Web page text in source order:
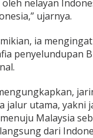
nelayan
ujarnya.
ia
penyelundupan
jalur utama, yakni
Malaysia
dari